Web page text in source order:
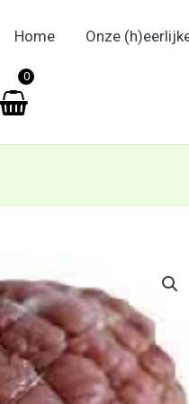
Home Onze
0